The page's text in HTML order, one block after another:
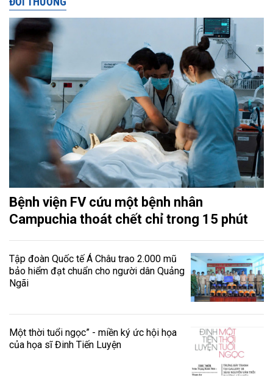
Bệnh viện FV cứu một bệnh nhân
Campuchia thoát chết chỉ trong 15 phút
Tập đoàn Quốc tế Á Châu trao 2.000 mũ
bảo hiểm đạt chuẩn cho người dân Quảng
Ngãi
Một thời tuổi ngọc” - miền ký ức hội họa
của họa sĩ Đinh Tiến Luyện